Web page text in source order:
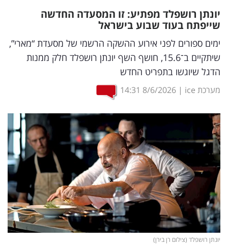
דיגיטל
וטק
שיווק
ופרסום
מדדים
ומחקרים
דעות
רכילות
עסקית
קריפטו
יונתן רושפלד מפתיע: זו המסעדה החדשה
שייפתח בעוד שבוע בישראל
ימים ספורים לפני אירוע ההשקה הרשמי של מסעדת “מארי”,
שיתקיים ב־15.6, חושף השף יונתן רושפלד חלק ממנות
הדגל שיוגשו בתפריט החדש
מערכת ice |
8/6/2026
14:31
יונתן רושפלד (צילום רן בירן)